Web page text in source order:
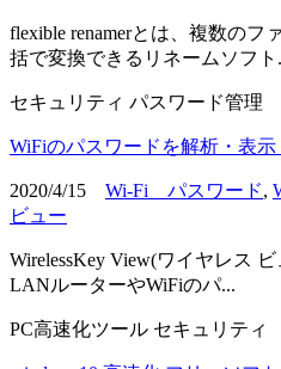
flexible renamerとは、複数のフ
括で変換できるリネームソフト
セキュリティ パスワード管理
WiFiのパスワードを解析・表示
2020/4/15 Wi-Fi パスワード,
ビュー
WirelessKey View(ワイヤレス
LANルーターやWiFiのパ...
PC高速化ツール セキュリティ